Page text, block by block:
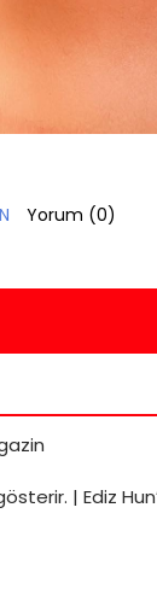
Yorum (0)
| Ediz